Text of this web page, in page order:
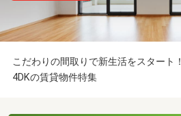
こだわりの間取りで新生活をスタート！
4DKの賃貸物件特集